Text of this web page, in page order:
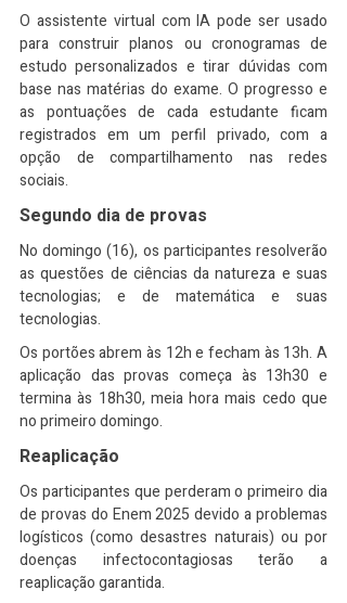
O assistente virtual com IA pode ser usado
para construir planos ou cronogramas de
estudo personalizados e tirar dúvidas com
base nas matérias do exame. O progresso e
as pontuações de cada estudante ficam
registrados em um perfil privado, com a
opção de compartilhamento nas redes
sociais.
Segundo dia de provas
No domingo (16), os participantes resolverão
as questões de ciências da natureza e suas
tecnologias; e de matemática e suas
tecnologias.
Os portões abrem às 12h e fecham às 13h. A
aplicação das provas começa às 13h30 e
termina às 18h30, meia hora mais cedo que
no primeiro domingo.
Reaplicação
Os participantes que perderam o primeiro dia
de provas do Enem 2025 devido a problemas
logísticos (como desastres naturais) ou por
doenças infectocontagiosas terão a
reaplicação garantida.